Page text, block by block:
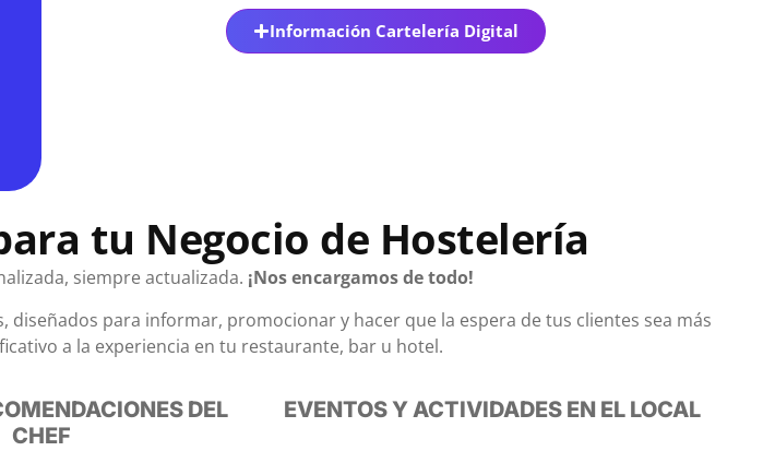
Información Cartelería Digital
tu Negocio de Hostelería
siempre actualizada. ¡Nos encargamos de todo!
para informar, promocionar y hacer que la espera de tus clientes sea más
a la experiencia en tu restaurante, bar u hotel.
DEL
CHEF
EVENTOS Y ACTIVIDADES EN EL LOCAL